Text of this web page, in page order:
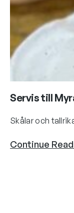
Servis till
Skålar och
Continue